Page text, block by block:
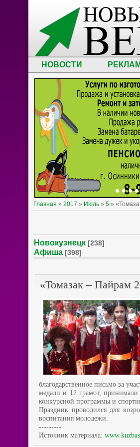
НОВОСТИ
Главная » 2017 » Июль » 5 »
Новокузнецк [238]
Афиша [398]
«Томазак – Пайрам
благодарственное письмо за
медали и 12 грамот, принимали
конкурсной программы и
Праздник проводился для
воспитания молодежи.
---------
Источник материала: